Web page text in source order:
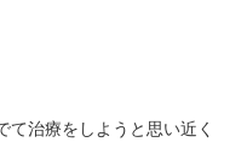
治療をしようと思い近く